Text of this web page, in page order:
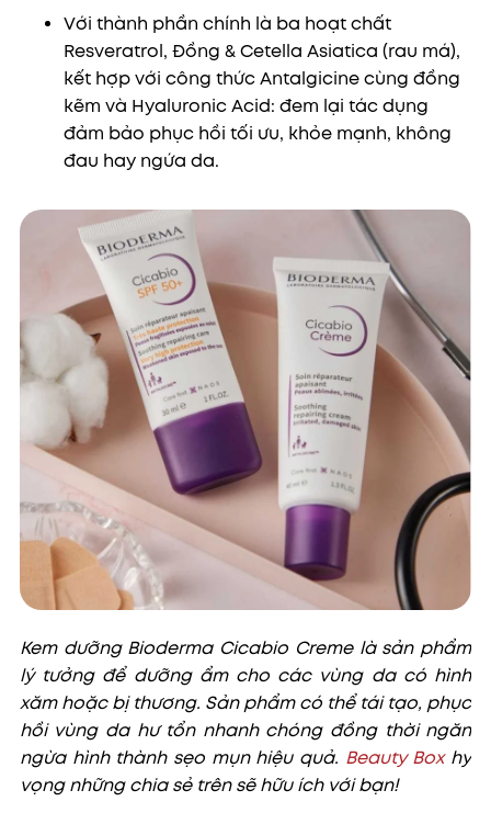
Với thành phần chính là ba hoạt chất
Resveratrol, Đồng & Cetella Asiatica (rau má),
kết hợp với công thức Antalgicine cùng đồng
kẽm và Hyaluronic Acid: đem lại tác dụng
đảm bảo phục hồi tối ưu, khỏe mạnh, không
đau hay ngứa da.
Kem dưỡng Bioderma Cicabio Creme là sản phẩm
lý tưởng để dưỡng ẩm cho các vùng da có hình
xăm hoặc bị thương. Sản phẩm có thể tái tạo, phục
hồi vùng da hư tổn nhanh chóng đồng thời ngăn
ngừa hình thành sẹo mụn hiệu quả. Beauty Boxhy
vọng những chia sẻ trên sẽ hữu ích với bạn!